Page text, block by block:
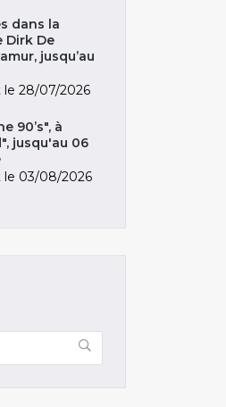
dans la
Dirk De
jusqu’au
le 28/07/2026
90’s", à
jusqu'au 06
le 03/08/2026